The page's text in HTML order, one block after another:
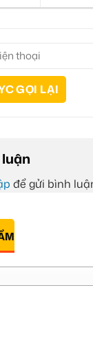
để gửi bình